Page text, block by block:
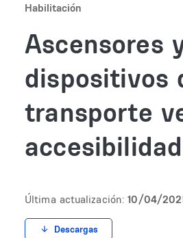
Habilitación
Ascensores
dispositivos
transporte
accesibilidad
Última actualización: 10/04/
Descargas